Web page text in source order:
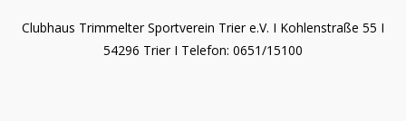
Clubhaus Trimmelter Sportverein Trier e.V. I Kohlenstraße 55 I
54296 Trier I Telefon: 0651/15100